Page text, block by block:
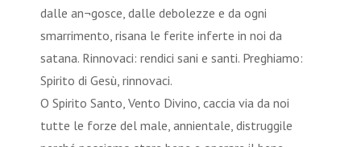
dalle an¬gosce, dalle debolezze e da ogni
smarrimento, risana le ferite inferte in noi da
satana. Rinnovaci: rendici sani e santi. Preghiamo:
Spirito di Gesù, rinnovaci.
O Spirito Santo, Vento Divino, caccia via da noi
tutte le forze del male, annientale, distruggile